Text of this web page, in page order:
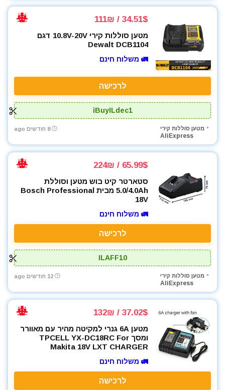
מקדחה רוטטת
מקדחים
מקצוע חשמלי
משאבה טבולה
ניירות ליטוש
סוללות
סולמות
פלס לייזר
פנסים ותאורה
קונגו / פטיש חציבה
רתכות
רתכת אלקטרונית
שואבי אבק
תיקי כלי עבודה
All categories
34.51$ / 111₪
מטען סוללות קירי 10.8V-20V דגם
Dewalt DCB1104
🚛 משלוח חינם
לרכישה
iBuyILdec1
מטען סוללות קירי
AliExpress
8 חודשים ago
65.99$ / 224₪
סטארטר קיט בוש מטען וסוללת
5.0/4.0Ah מבית Bosch Professional
18V
🚛 משלוח חינם
לרכישה
ILAFF10
מטען סוללות קירי
AliExpress
12 חודשים ago
37.02$ / 132₪
מטען 6A גנרי למקיטה מהיר עם מאוורר
ומסך TPCELL YX-DC18RC For
Makita 18V LXT CHARGER
🚛 משלוח חינם
לרכישה